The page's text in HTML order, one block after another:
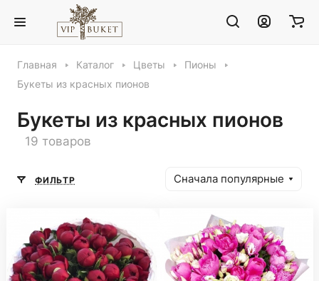
Главная Каталог Цветы
Пионы
Букеты из красных пионов
Букеты из красных пионов
19 товаров
ФИЛЬТР Сначала популярные